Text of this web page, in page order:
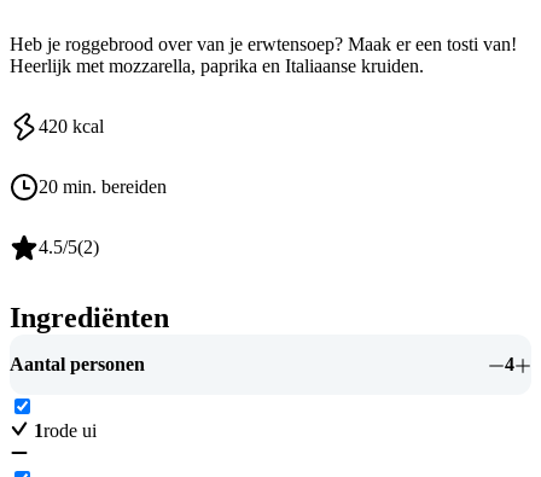
Heb je roggebrood over van je erwtensoep? Maak er een tosti van!
Heerlijk met mozzarella, paprika en Italiaanse kruiden.
420 kcal
20 min. bereiden
4.5/5(2)
Ingrediënten
Aantal personen 4
1rode ui